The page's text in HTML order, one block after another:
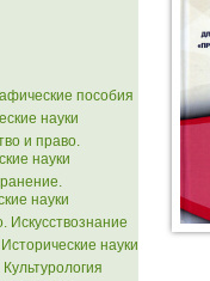
пособия
науки
и право.
науки
науки
Искусствознание
науки
Культурология